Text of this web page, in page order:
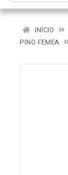
INÍCIO
PINO FEMEA